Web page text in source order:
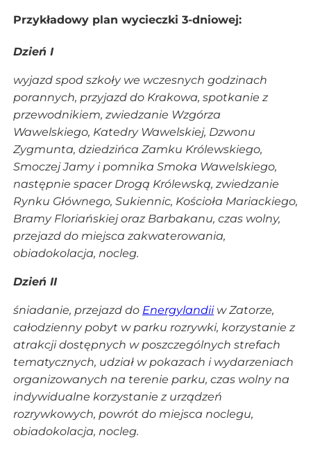
Przykładowy plan wycieczki 3-dniowej:
Dzień I
wyjazd spod szkoły we wczesnych godzinach
porannych, przyjazd do Krakowa, spotkanie z
przewodnikiem, zwiedzanie Wzgórza
Wawelskiego, Katedry Wawelskiej, Dzwonu
Zygmunta, dziedzińca Zamku Królewskiego,
Smoczej Jamy i pomnika Smoka Wawelskiego,
następnie spacer Drogą Królewską, zwiedzanie
Rynku Głównego, Sukiennic, Kościoła Mariackiego,
Bramy Floriańskiej oraz Barbakanu, czas wolny,
przejazd do miejsca zakwaterowania,
obiadokolacja, nocleg.
Dzień II
śniadanie, przejazd do Energylandiiw Zatorze,
całodzienny pobyt w parku rozrywki, korzystanie z
atrakcji dostępnych w poszczególnych strefach
tematycznych, udział w pokazach i wydarzeniach
organizowanych na terenie parku, czas wolny na
indywidualne korzystanie z urządzeń
rozrywkowych, powrót do miejsca noclegu,
obiadokolacja, nocleg.